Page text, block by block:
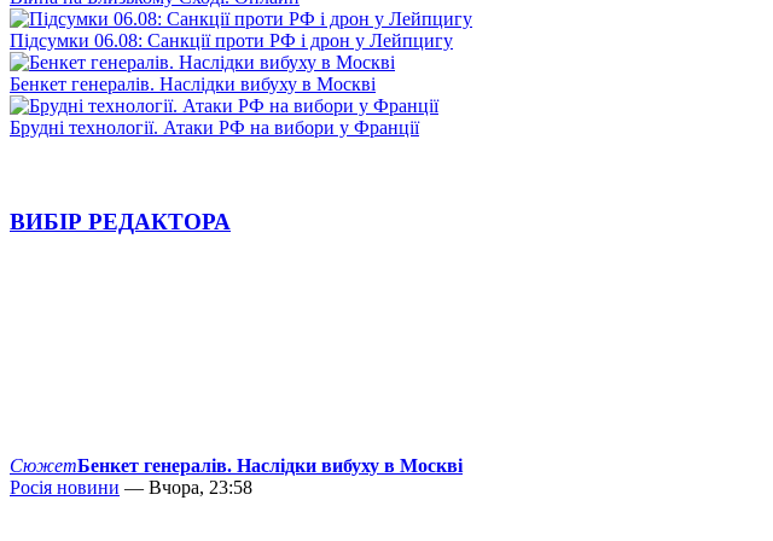
Підсумки 06.08: Санкції проти РФ і дрон у Лейпцигу
Бенкет генералів. Наслідки вибуху в Москві
Брудні технології. Атаки РФ на вибори у Франції
ВИБІР РЕДАКТОРА
СюжетБенкет генералів. Наслідки вибуху в Москві
Росія новини — Вчора, 23:58